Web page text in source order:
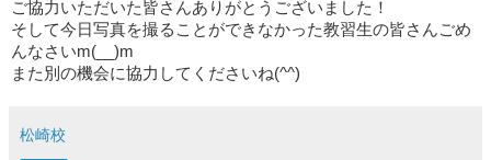
ご協力いただいた皆さんありがとうございました！
そして今日写真を撮ることができなかった教習生の皆さんごめ
んなさいm(__)m
また別の機会に協力してくださいね(^^)
松崎校